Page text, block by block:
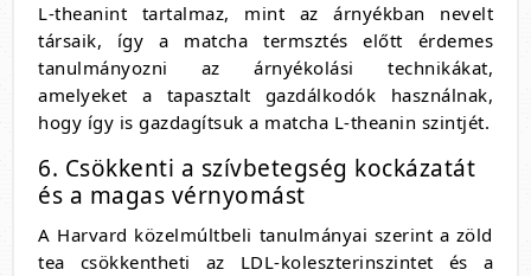
L-theanint tartalmaz, mint az árnyékban nevelt
társaik, így a matcha termsztés előtt érdemes
tanulmányozni az árnyékolási technikákat,
amelyeket a tapasztalt gazdálkodók használnak,
hogy így is gazdagítsuk a matcha L-theanin szintjét.
6. Csökkenti a szívbetegség kockázatát
és a magas vérnyomást
A Harvard közelmúltbeli tanulmányai szerint a zöld
tea csökkentheti az LDL-koleszterinszintet és a